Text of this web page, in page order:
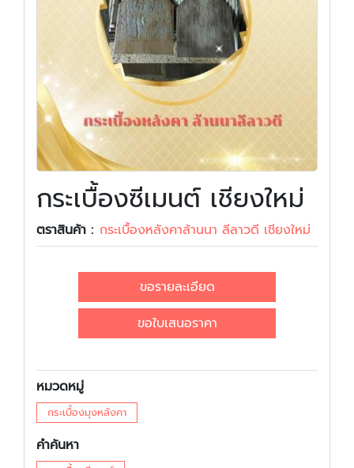
กระเบื้องซีเมนต์ เชียงใหม่
ตราสินค้า : กระเบื้องหลังคาล้านนา ลีลาวดี เชียงใหม่
ขอรายละเอียด
ขอใบเสนอราคา
หมวดหมู่
กระเบื้องมุงหลังคา
คำค้นหา